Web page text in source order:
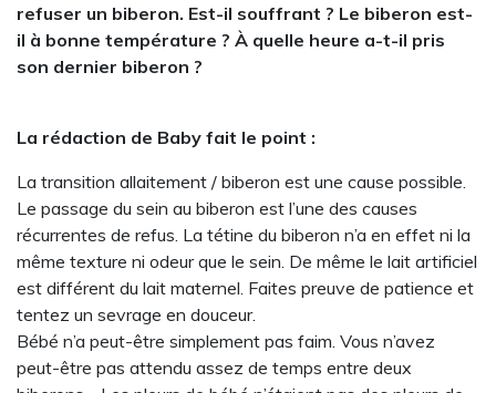
refuser un biberon. Est-il souffrant ? Le biberon est-
il à bonne température ? À quelle heure a-t-il pris
son dernier biberon ?
La rédaction de Baby fait le point :
La transition allaitement / biberon est une cause possible.
Le passage du sein au biberon est l’une des causes
récurrentes de refus. La tétine du biberon n’a en effet ni la
même texture ni odeur que le sein. De même le lait artificiel
est différent du lait maternel. Faites preuve de patience et
tentez un sevrage en douceur.
Bébé n’a peut-être simplement pas faim. Vous n’avez
peut-être pas attendu assez de temps entre deux